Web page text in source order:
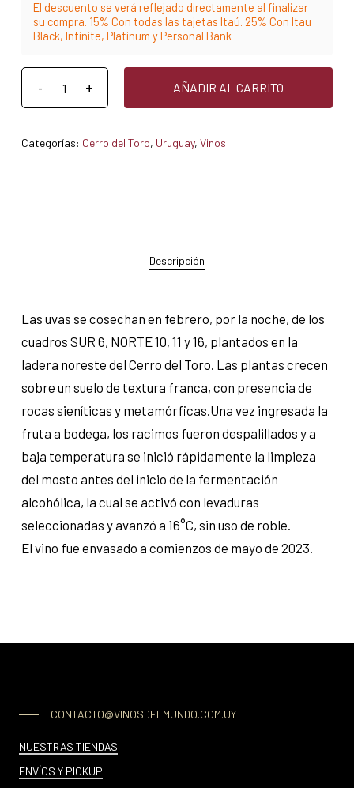
El descuento se verá reflejado directamente al finalizar
su compra. 15% Con todas las tajetas Itaú. 25% Con Itau
Black, Infinite, Platinum y Personal Bank
AÑADIR AL CARRITO
Categorías: Cerro del Toro, Uruguay, Vinos
Descripción
Las uvas se cosechan en febrero, por la noche, de los
cuadros SUR 6, NORTE 10, 11 y 16, plantados en la
ladera noreste del Cerro del Toro. Las plantas crecen
sobre un suelo de textura franca, con presencia de
rocas sieníticas y metamórficas.Una vez ingresada la
fruta a bodega, los racimos fueron despalillados y a
baja temperatura se inició rápidamente la limpieza
del mosto antes del inicio de la fermentación
alcohólica, la cual se activó con levaduras
seleccionadas y avanzó a 16°C, sin uso de roble.
El vino fue envasado a comienzos de mayo de 2023.
CONTACTO@VINOSDELMUNDO.COM.UY
NUESTRAS TIENDAS
ENVÍOS Y PICKUP